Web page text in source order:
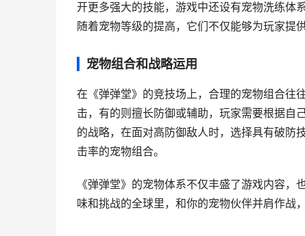
开更多强大的技能，游戏中还设有宠物洗练体
随着宠物等级的提高，它们不仅能够为玩家提
宠物组合和战略运用
在《弹弹堂》的竞技场上，合理的宠物组合往
击，有的则擅长防御或辅助，玩家需要根据自
的战略，在面对高防御敌人时，选择具有破防
击率的宠物组合。
《弹弹堂》的宠物体系不仅丰盛了游戏内容
味和挑战的全球里，和你的宠物伙伴并肩作战